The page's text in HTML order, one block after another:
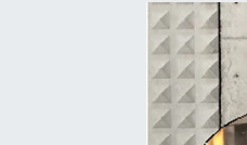
Tüm Manşetler
Son Dakika Haberleri
Haber Arşivi